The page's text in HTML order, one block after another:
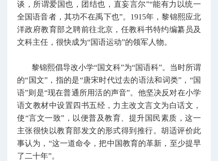
谈，所谓爱国也，团结也，直妄言尔”“能有力以统一
全国语音者，其功不在禹下也”。1915年，黎锦熙应北
洋政府教育部之聘前往北京，任教科书特约编纂员及
文科主任，很快成为“国语运动”的领军人物。
黎锦熙倡导改小学“国文科”为“国语科”。当时所谓
的“国文”，指的是“唐宋时代过去的语法和词类”，“国
语”则是“现在普通所用活的声音”。他坚决反对在小学
语文教材中设置四书五经，力主改文言文为白话文，
使“言文一致”，以便普及教育、提升国民素质，这一
主张很快以教育部发文的形式得到推行。胡适评价此
事认为，“这一道命令，把中国教育的革新，至少提早
了二十年”。